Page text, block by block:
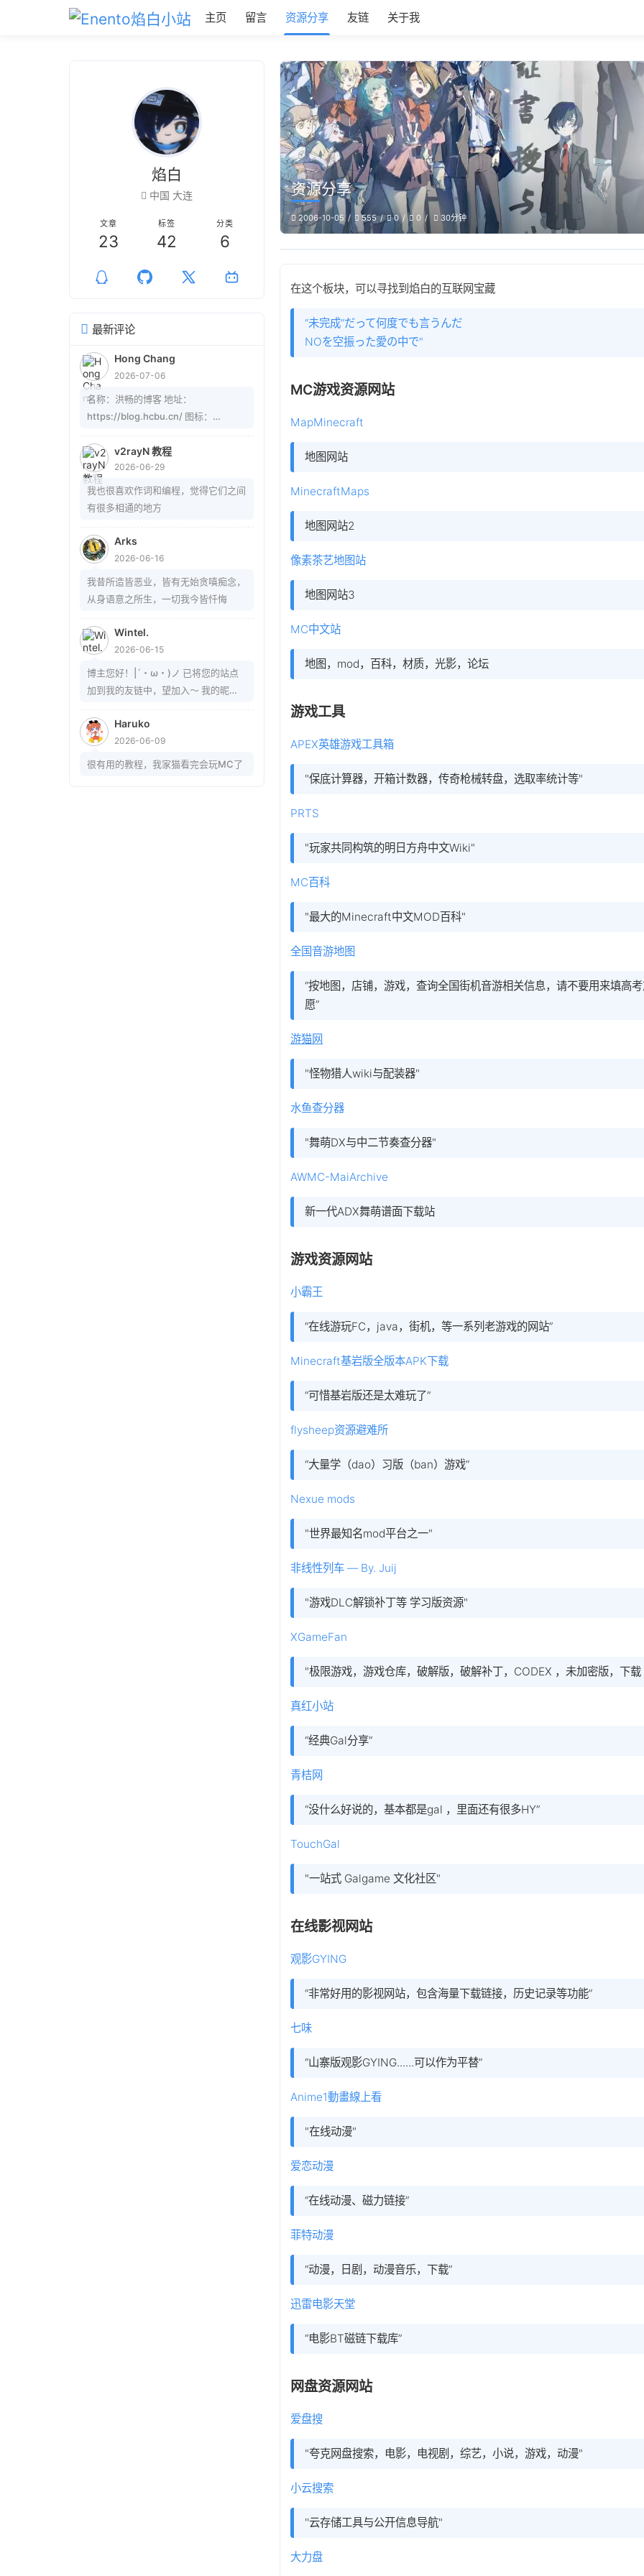
主页 留言 资源分享 友链 关于我
资源分享
2006-10-05 555 0 0 30分钟
在这个板块，可以寻找到焰白的互联网宝藏
“未完成”だって何度でも言うんだ
NOを空振った愛の中で"
MC游戏资源网站
MapMinecraft
地图网站
MinecraftMaps
地图网站2
像素茶艺地图站
地图网站3
MC中文站
地图，mod，百科，材质，光影，论坛
游戏工具
APEX英雄游戏工具箱
"保底计算器，开箱计数器，传奇枪械转盘，选取率统计等"
PRTS
"玩家共同构筑的明日方舟中文Wiki"
MC百科
"最大的Minecraft中文MOD百科"
全国音游地图
“按地图，店铺，游戏，查询全国街机音游相关信息，请不要用来填高
愿”
游猫网
"怪物猎人wiki与配装器"
水鱼查分器
"舞萌DX与中二节奏查分器"
AWMC-MaiArchive
新一代ADX舞萌谱面下载站
游戏资源网站
小霸王
“在线游玩FC，java，街机，等一系列老游戏的网站”
Minecraft基岩版全版本APK下载
“可惜基岩版还是太难玩了”
flysheep资源避难所
“大量学（dao）习版（ban）游戏”
Nexue mods
"世界最知名mod平台之一"
非线性列车 — By. Juij
"游戏DLC解锁补丁等 学习版资源"
XGameFan
"极限游戏，游戏仓库，破解版，破解补丁，CODEX ，未加密版，下载
真红小站
“经典Gal分享”
青桔网
“没什么好说的，基本都是gal ，里面还有很多HY”
TouchGal
"一站式 Galgame 文化社区"
在线影视网站
观影GYING
“非常好用的影视网站，包含海量下载链接，历史记录等功能”
七味
“山寨版观影GYING......可以作为平替”
Anime1動畫線上看
"在线动漫"
爱恋动漫
“在线动漫、磁力链接”
菲特动漫
“动漫，日剧，动漫音乐，下载”
迅雷电影天堂
“电影BT磁链下载库”
网盘资源网站
爱盘搜
"夸克网盘搜索，电影，电视剧，综艺，小说，游戏，动漫"
小云搜索
''云存储工具与公开信息导航"
大力盘
焰白
中国 大连
文章
23
标签
42
分类
6
最新评论
Hong Chang
2026-07-06
名称：洪畅的博客 地址：
https://blog.hcbu.cn/ 图标：
aw/master/20260607223324364.
webp 描述：想，全是问题；做，才有
答案。 订阅：
https://blog.hcbu.cn/atom.xml
v2rayN 教程
2026-06-29
我也很喜欢作词和编程，觉得它们之间
有很多相通的地方
Arks
2026-06-16
我昔所造皆恶业，皆有无始贪嗔痴念，
从身语意之所生，一切我今皆忏悔
Wintel.
2026-06-15
博主您好！|´・ω・)ノ 已将您的站点
加到我的友链中，望加入～ 我的昵
blog~ 站点地址：
https://mrwintel.xyz 站点头像：
https://mrwintel.xyz/local/avatar.jp
Haruko
2026-06-09
很有用的教程，我家猫看完会玩MC了